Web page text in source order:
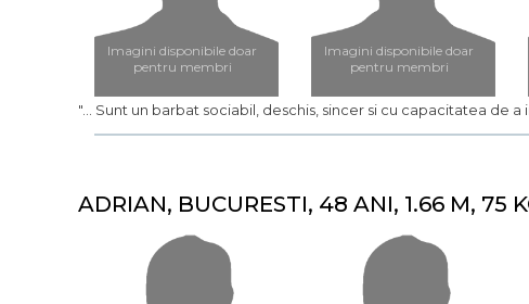
Imagini disponibile doar
pentru membri
Imagini disponibile doar
pentru membri
"... Sunt un barbat sociabil, deschis, sincer si cu capacitatea de
ADRIAN, BUCURESTI, 48 ANI, 1.66 M, 75